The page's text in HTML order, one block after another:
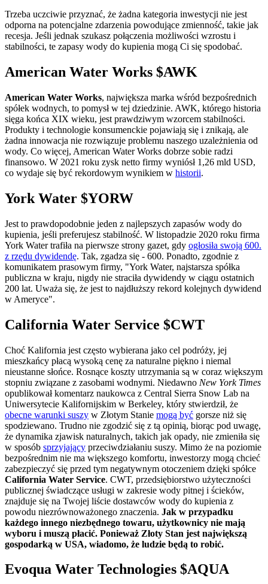
Trzeba uczciwie przyznać, że żadna kategoria inwestycji nie jest
odporna na potencjalne zdarzenia powodujące zmienność, takie jak
recesja. Jeśli jednak szukasz połączenia możliwości wzrostu i
stabilności, te zapasy wody do kupienia mogą Ci się spodobać.
American Water Works $AWK
American Water Works, największa marka wśród bezpośrednich
spółek wodnych, to pomysł w tej dziedzinie. AWK, którego historia
sięga końca XIX wieku, jest prawdziwym wzorcem stabilności.
Produkty i technologie konsumenckie pojawiają się i znikają, ale
żadna innowacja nie rozwiązuje problemu naszego uzależnienia od
wody. Co więcej, American Water Works dobrze sobie radzi
finansowo. W 2021 roku zysk netto firmy wyniósł 1,26 mld USD,
co wydaje się być rekordowym wynikiem w historii.
York Water $YORW
Jest to prawdopodobnie jeden z najlepszych zapasów wody do
kupienia, jeśli preferujesz stabilność. W listopadzie 2020 roku firma
York Water trafiła na pierwsze strony gazet, gdy ogłosiła swoją 600.
z rzędu dywidendę. Tak, zgadza się - 600. Ponadto, zgodnie z
komunikatem prasowym firmy, "York Water, najstarsza spółka
publiczna w kraju, nigdy nie straciła dywidendy w ciągu ostatnich
200 lat. Uważa się, że jest to najdłuższy rekord kolejnych dywidend
w Ameryce".
California Water Service $CWT
Choć Kalifornia jest często wybierana jako cel podróży, jej
mieszkańcy płacą wysoką cenę za naturalne piękno i niemal
nieustanne słońce. Rosnące koszty utrzymania są w coraz większym
stopniu związane z zasobami wodnymi. Niedawno New York Times
opublikował komentarz naukowca z Central Sierra Snow Lab na
Uniwersytecie Kalifornijskim w Berkeley, który stwierdził, że
obecne warunki suszy w Złotym Stanie mogą być gorsze niż się
spodziewano. Trudno nie zgodzić się z tą opinią, biorąc pod uwagę,
że dynamika zjawisk naturalnych, takich jak opady, nie zmieniła się
w sposób sprzyjający przeciwdziałaniu suszy. Mimo że na poziomie
bezpośrednim nie ma większego komfortu, inwestorzy mogą chcieć
zabezpieczyć się przed tym negatywnym otoczeniem dzięki spółce
California Water Service. CWT, przedsiębiorstwo użyteczności
publicznej świadczące usługi w zakresie wody pitnej i ścieków,
znajduje się na Twojej liście dostawców wody do kupienia z
powodu niezrównoważonego znaczenia. Jak w przypadku
każdego innego niezbędnego towaru, użytkownicy nie mają
wyboru i muszą płacić. Ponieważ Złoty Stan jest największą
gospodarką w USA, wiadomo, że ludzie będą to robić.
Evoqua Water Technologies $AQUA